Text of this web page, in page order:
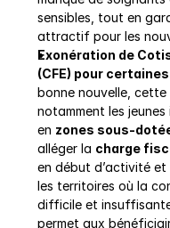
sensibles, tout en
attractif pour les
Exonération de
(CFE) pour
bonne nouvelle,
notamment les
en zones sous-
alléger la charge
en début d’activité
les territoires où la
difficile et
permet aux